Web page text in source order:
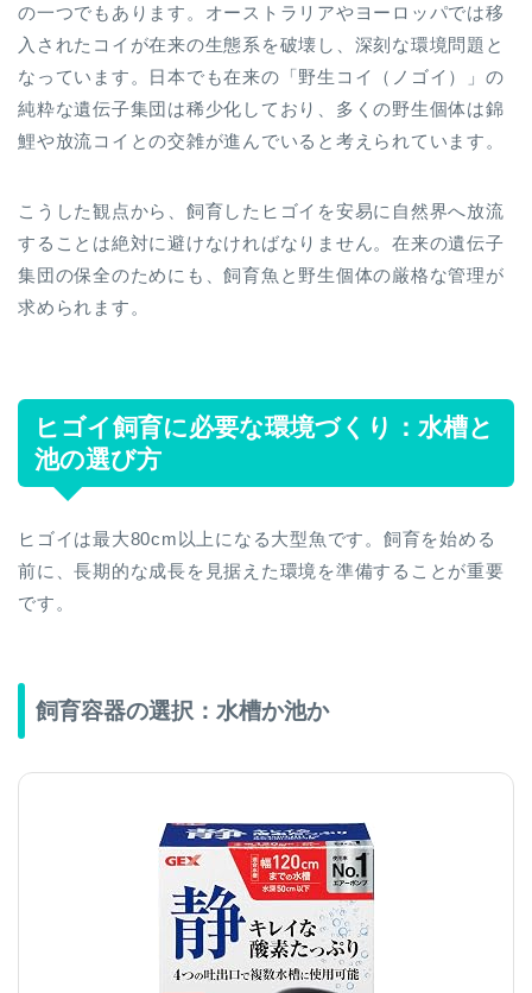
の一つでもあります。オーストラリアやヨーロッパでは移
入されたコイが在来の生態系を破壊し、深刻な環境問題と
なっています。日本でも在来の「野生コイ（ノゴイ）」の
純粋な遺伝子集団は稀少化しており、多くの野生個体は錦
鯉や放流コイとの交雑が進んでいると考えられています。
こうした観点から、飼育したヒゴイを安易に自然界へ放流
することは絶対に避けなければなりません。在来の遺伝子
集団の保全のためにも、飼育魚と野生個体の厳格な管理が
求められます。
ヒゴイ飼育に必要な環境づくり：水槽と
池の選び方
ヒゴイは最大80cm以上になる大型魚です。飼育を始める
前に、長期的な成長を見据えた環境を準備することが重要
です。
飼育容器の選択：水槽か池か